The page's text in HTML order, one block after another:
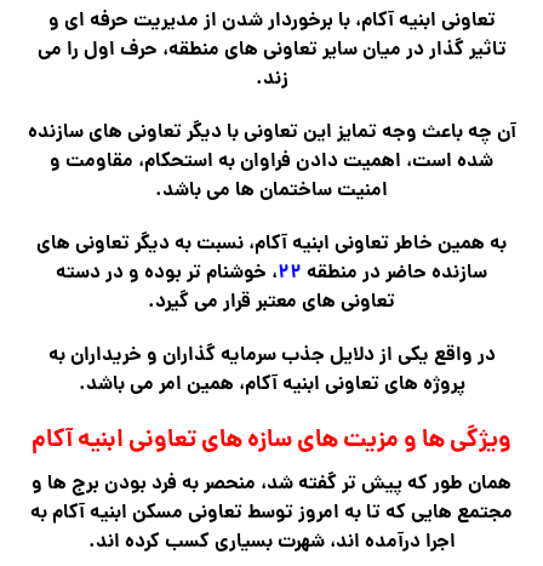
تعاونی ابنیه آکام، با برخوردار شدن از مدیریت حرفه ای و
تاثیر گذار در میان سایر تعاونی های منطقه، حرف اول را می
زند.
آن چه باعث وجه تمایز این تعاونی با دیگر تعاونی های سازنده
شده است، اهمیت دادن فراوان به استحکام، مقاومت و
امنیت ساختمان ها می باشد.
به همین خاطر تعاونی ابنیه آکام، نسبت به دیگر تعاونی های
سازنده حاضر در منطقه ۲۲، خوشنام تر بوده و در دسته
تعاونی های معتبر قرار می گیرد.
در واقع یکی از دلایل جذب سرمایه گذاران و خریداران به
پروژه های تعاونی ابنیه آکام، همین امر می باشد.
ویژگی ها و مزیت های سازه های تعاونی ابنیه آکام
همان طور که پیش تر گفته شد، منحصر به فرد بودن برج ها و
مجتمع هایی که تا به امروز توسط تعاونی مسکن ابنیه آکام به
اجرا درآمده اند، شهرت بسیاری کسب کرده اند.